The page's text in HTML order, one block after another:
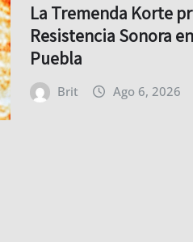
La Tremenda Korte
Resistencia Sonora
Puebla
Brit Ago 6, 2026